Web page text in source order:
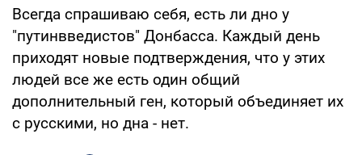
Всегда спрашиваю себя, есть ли дно у
"путинвведистов" Донбасса. Каждый день
приходят новые подтверждения, что у этих
людей все же есть один общий
дополнительный ген, который объединяет их
с русскими, но дна - нет.